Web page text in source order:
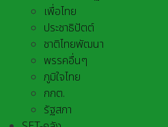
เพื่อไทย
ประชาธิปัตต์
ชาติไทยพัฒนา
พรรคอื่นๆ
ภูมิใจไทย
กกต.
รัฐสภา